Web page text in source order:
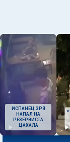
ИСПАНЕЦ ЗРЯ
НАПАЛ НА
РЕЗЕРВИСТА
ЦАХАЛА